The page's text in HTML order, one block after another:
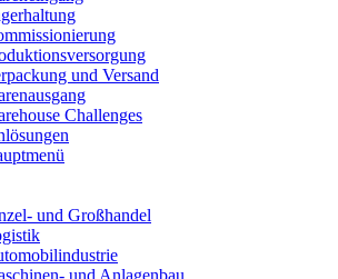
und Versand
Challenges
und Großhandel
und Anlagenbau